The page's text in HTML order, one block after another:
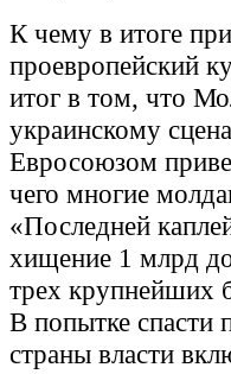
К чему в итоге
проевропейский
итог в том, что
украинскому
Евросоюзом
чего многие
«Последней
хищение 1 млрд
трех крупнейших
В попытке спасти
страны власти